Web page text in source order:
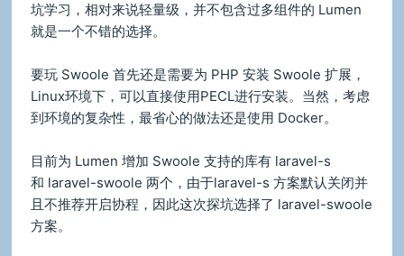
坑学习，相对来说轻量级，并不包含过多组件的 Lumen
就是一个不错的选择。
要玩 Swoole 首先还是需要为 PHP 安装 Swoole 扩展，
Linux环境下，可以直接使用PECL进行安装。当然，考虑
到环境的复杂性，最省心的做法还是使用 Docker。
目前为 Lumen 增加 Swoole 支持的库有 laravel-s
和 laravel-swoole 两个，由于laravel-s 方案默认关闭并
且不推荐开启协程，因此这次探坑选择了 laravel-swoole
方案。